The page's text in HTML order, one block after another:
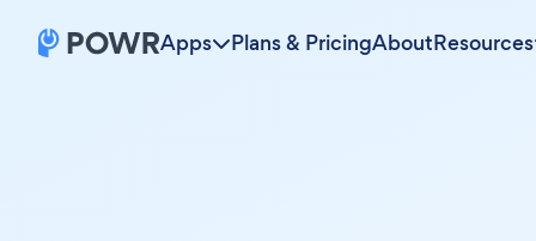
Apps Plans & PricingAboutResources